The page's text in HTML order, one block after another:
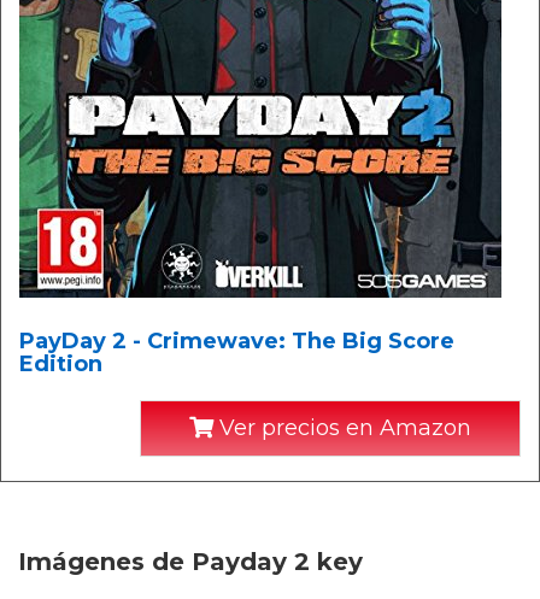
PayDay 2 - Crimewave: The Big Score
Edition
Ver precios en Amazon
Imágenes de Payday 2 key